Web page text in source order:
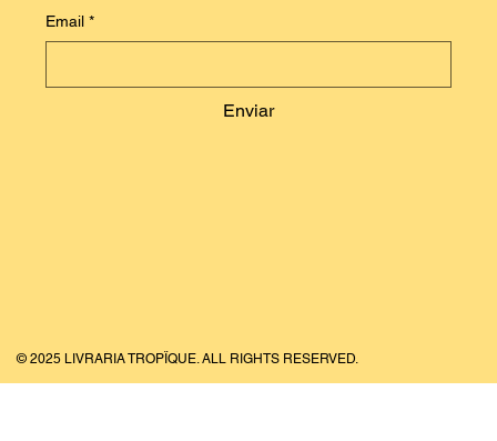
© 2025 LIVRARIA TROPÏQUE. ALL RIGHTS RESERVED.
Email *
Enviar